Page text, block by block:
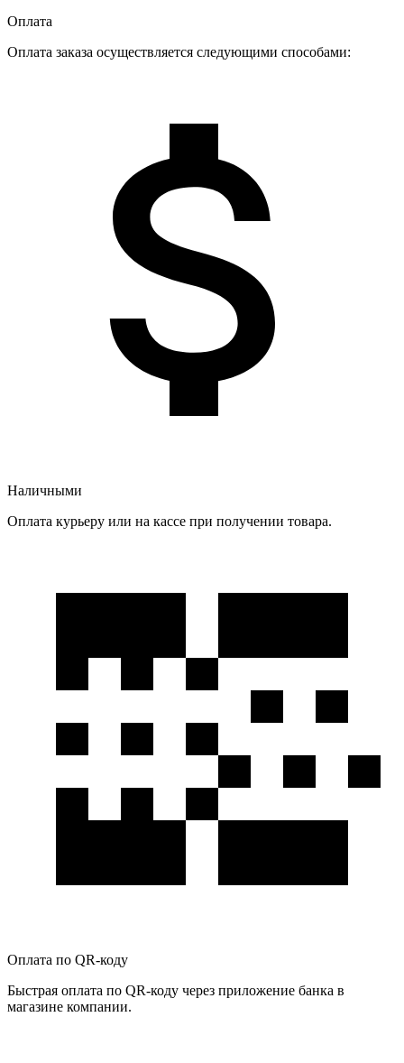
Оплата
Оплата заказа осуществляется следующими способами:
Наличными
Оплата курьеру или на кассе при получении товара.
Оплата по QR-коду
Быстрая оплата по QR-коду через приложение банка в
магазине компании.